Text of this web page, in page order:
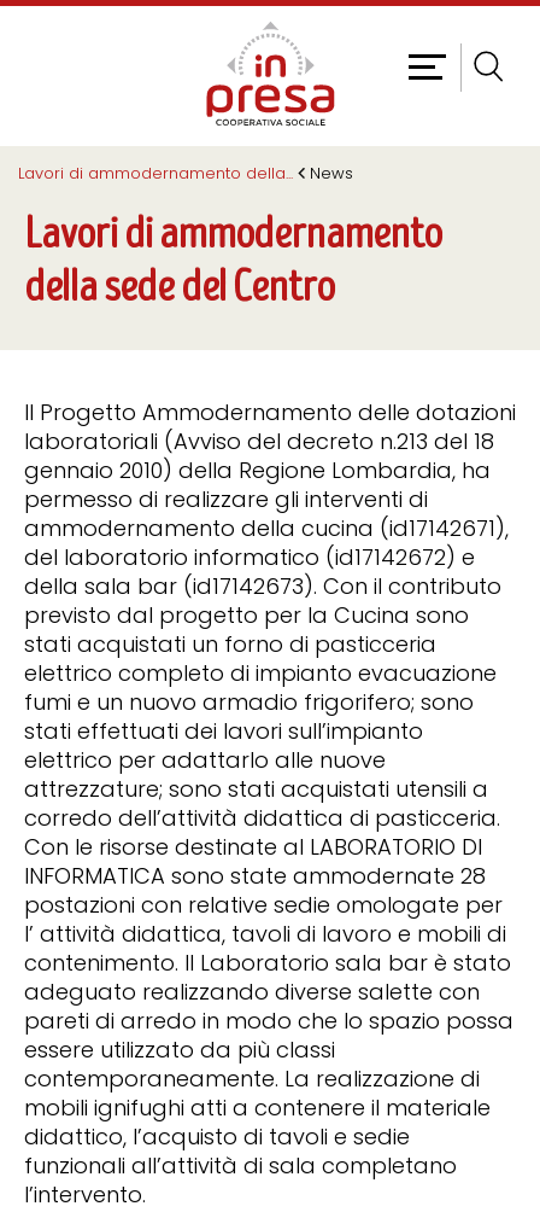
News
Lavori di ammodernamento della...
Lavori di ammodernamento
della sede del Centro
Il Progetto Ammodernamento delle dotazioni
laboratoriali (Avviso del decreto n.213 del 18
gennaio 2010) della Regione Lombardia, ha
permesso di realizzare gli interventi di
ammodernamento della cucina (id17142671),
del laboratorio informatico (id17142672) e
della sala bar (id17142673). Con il contributo
previsto dal progetto per la Cucina sono
stati acquistati un forno di pasticceria
elettrico completo di impianto evacuazione
fumi e un nuovo armadio frigorifero; sono
stati effettuati dei lavori sull’impianto
elettrico per adattarlo alle nuove
attrezzature; sono stati acquistati utensili a
corredo dell’attività didattica di pasticceria.
Con le risorse destinate al LABORATORIO DI
INFORMATICA sono state ammodernate 28
postazioni con relative sedie omologate per
l’ attività didattica, tavoli di lavoro e mobili di
contenimento. Il Laboratorio sala bar è stato
adeguato realizzando diverse salette con
pareti di arredo in modo che lo spazio possa
essere utilizzato da più classi
contemporaneamente. La realizzazione di
mobili ignifughi atti a contenere il materiale
didattico, l’acquisto di tavoli e sedie
funzionali all’attività di sala completano
l’intervento.